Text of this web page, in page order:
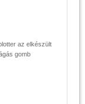
az elkészült
gomb